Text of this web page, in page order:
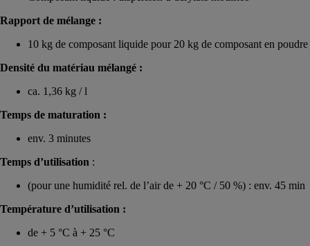
Rapport de mélange :
10 kg de composant liquide pour 20 kg de composant en poudre
Densité du matériau mélangé :
ca. 1,36 kg / l
Temps de maturation :
env. 3 minutes
Temps d’utilisation :
(pour une humidité rel. de l’air de + 20 °C / 50 %) : env. 45 min
Température d’utilisation :
de + 5 °C à + 25 °C